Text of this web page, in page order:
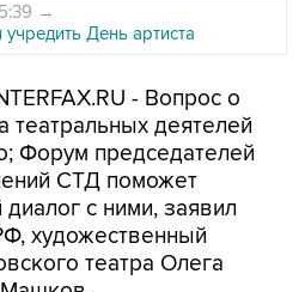
→
День артиста
- Вопрос о
театральных деятелей
Форум председателей
СТД поможет
с ними, заявил
художественный
театра Олега